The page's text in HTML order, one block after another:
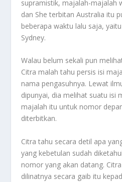
supramistik, majalah-majalah
dan She terbitan Australia itu
beberapa waktu lalu saja,
Sydney.
Walau belum sekali pun
Citra malah tahu persis isi
nama pengasuhnya. Lewat
dipunyai, dia melihat suatu isi
majalah itu untuk nomor
diterbitkan.
Citra tahu secara detil apa
yang kebetulan sudah
nomor yang akan datang.
dilinatnya secara gaib itu